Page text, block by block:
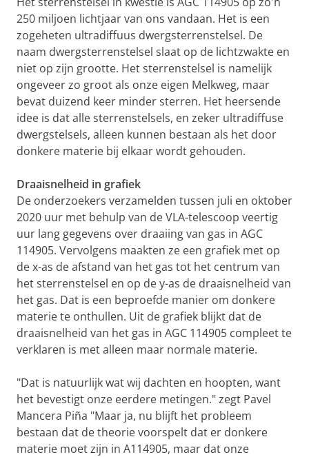
250 miljoen lichtjaar van ons vandaan. Het is een
zogeheten ultradiffuus dwergsterrenstelsel. De
naam dwergsterrenstelsel slaat op de lichtzwakte en
niet op zijn grootte. Het sterrenstelsel is namelijk
ongeveer zo groot als onze eigen Melkweg, maar
bevat duizend keer minder sterren. Het heersende
idee is dat alle sterrenstelsels, en zeker ultradiffuse
dwergstelsels, alleen kunnen bestaan als het door
donkere materie bij elkaar wordt gehouden.
Draaisnelheid in grafiek
De onderzoekers verzamelden tussen juli en oktober
2020 uur met behulp van de VLA-telescoop veertig
uur lang gegevens over draaiing van gas in AGC
114905. Vervolgens maakten ze een grafiek met op
de x-as de afstand van het gas tot het centrum van
het sterrenstelsel en op de y-as de draaisnelheid van
het gas. Dat is een beproefde manier om donkere
materie te onthullen. Uit de grafiek blijkt dat de
draaisnelheid van het gas in AGC 114905 compleet te
verklaren is met alleen maar normale materie.
"Dat is natuurlijk wat wij dachten en hoopten, want
het bevestigt onze eerdere metingen." zegt Pavel
Mancera Piña "Maar ja, nu blijft het probleem
bestaan dat de theorie voorspelt dat er donkere
materie moet zijn in A114905, maar dat onze